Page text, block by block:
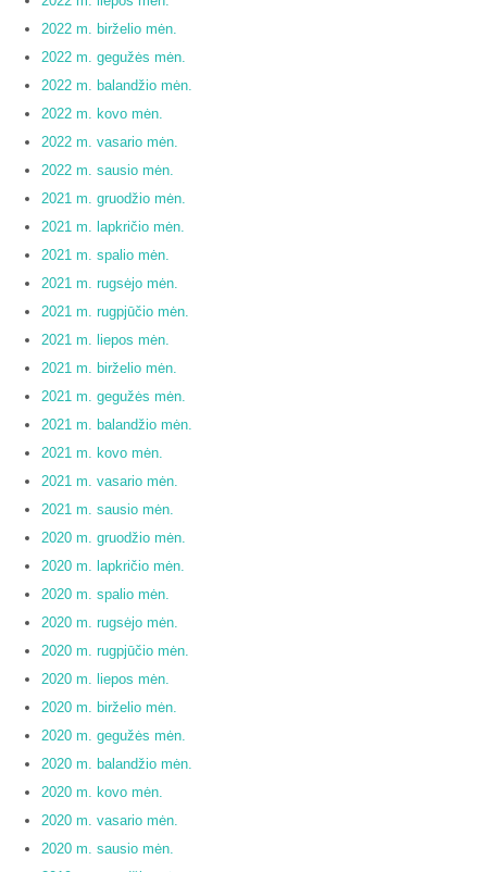
2022 m. birželio mėn.
2022 m. gegužės mėn.
2022 m. balandžio mėn.
2022 m. kovo mėn.
2022 m. vasario mėn.
2022 m. sausio mėn.
2021 m. gruodžio mėn.
2021 m. lapkričio mėn.
2021 m. spalio mėn.
2021 m. rugsėjo mėn.
2021 m. rugpjūčio mėn.
2021 m. liepos mėn.
2021 m. birželio mėn.
2021 m. gegužės mėn.
2021 m. balandžio mėn.
2021 m. kovo mėn.
2021 m. vasario mėn.
2021 m. sausio mėn.
2020 m. gruodžio mėn.
2020 m. lapkričio mėn.
2020 m. spalio mėn.
2020 m. rugsėjo mėn.
2020 m. rugpjūčio mėn.
2020 m. liepos mėn.
2020 m. birželio mėn.
2020 m. gegužės mėn.
2020 m. balandžio mėn.
2020 m. kovo mėn.
2020 m. vasario mėn.
2020 m. sausio mėn.